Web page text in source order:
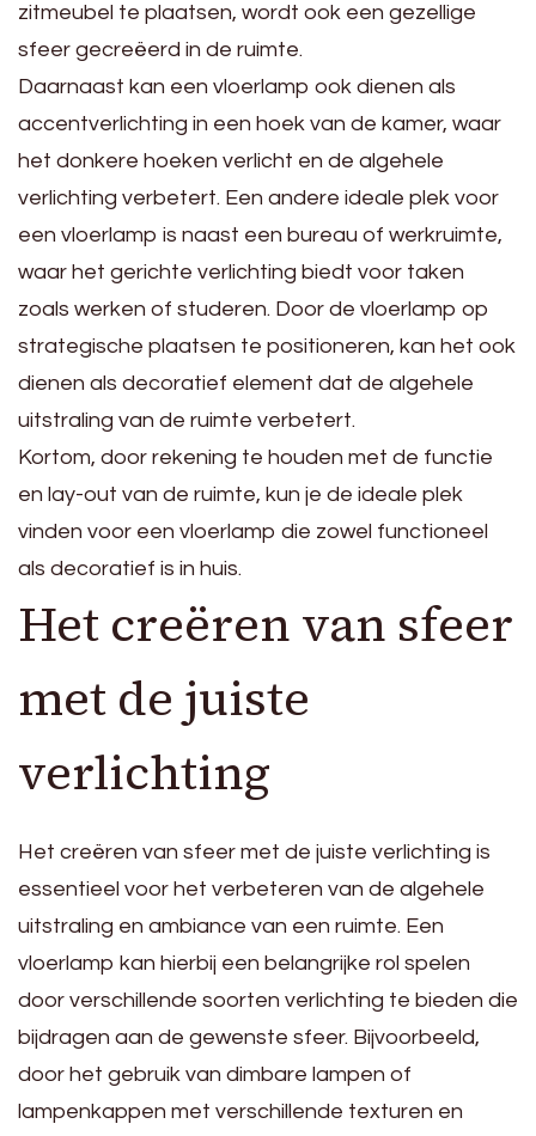
zitmeubel te plaatsen, wordt ook een gezellige
sfeer gecreëerd in de ruimte.
Daarnaast kan een vloerlamp ook dienen als
accentverlichting in een hoek van de kamer, waar
het donkere hoeken verlicht en de algehele
verlichting verbetert. Een andere ideale plek voor
een vloerlamp is naast een bureau of werkruimte,
waar het gerichte verlichting biedt voor taken
zoals werken of studeren. Door de vloerlamp op
strategische plaatsen te positioneren, kan het ook
dienen als decoratief element dat de algehele
uitstraling van de ruimte verbetert.
Kortom, door rekening te houden met de functie
en lay-out van de ruimte, kun je de ideale plek
vinden voor een vloerlamp die zowel functioneel
als decoratief is in huis.
Het creëren van sfeer
met de juiste
verlichting
Het creëren van sfeer met de juiste verlichting is
essentieel voor het verbeteren van de algehele
uitstraling en ambiance van een ruimte. Een
vloerlamp kan hierbij een belangrijke rol spelen
door verschillende soorten verlichting te bieden die
bijdragen aan de gewenste sfeer. Bijvoorbeeld,
door het gebruik van dimbare lampen of
lampenkappen met verschillende texturen en